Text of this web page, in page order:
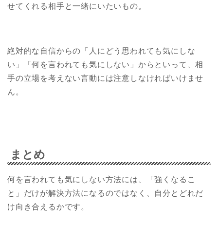
せてくれる相手と一緒にいたいもの。
絶対的な自信からの「人にどう思われても気にしな
い」「何を言われても気にしない」からといって、相
手の立場を考えない言動には注意しなければいけませ
ん。
まとめ
何を言われても気にしない方法には、「強くなるこ
と」だけが解決方法になるのではなく、自分とどれだ
け向き合えるかです。